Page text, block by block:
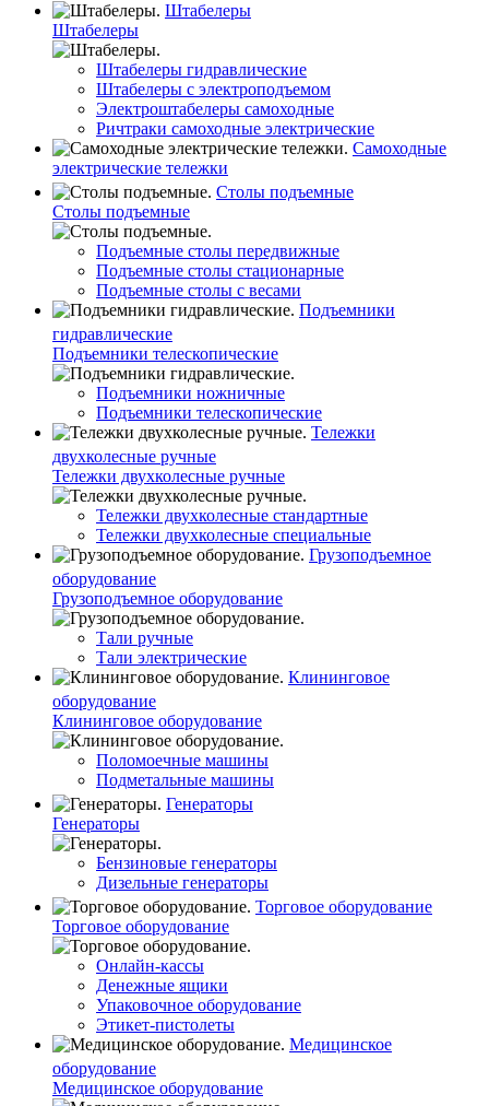
Штабелеры
Штабелеры
Штабелеры гидравлические
Штабелеры с электроподъемом
Электроштабелеры самоходные
Ричтраки самоходные электрические
Самоходные
электрические тележки
Столы подъемные
Столы подъемные
Подъемные столы передвижные
Подъемные столы стационарные
Подъемные столы с весами
Подъемники
гидравлические
Подъемники телескопические
Подъемники ножничные
Подъемники телескопические
Тележки
двухколесные ручные
Тележки двухколесные ручные
Тележки двухколесные стандартные
Тележки двухколесные специальные
Грузоподъемное
оборудование
Грузоподъемное оборудование
Тали ручные
Тали электрические
Клининговое
оборудование
Клининговое оборудование
Поломоечные машины
Подметальные машины
Генераторы
Генераторы
Бензиновые генераторы
Дизельные генераторы
Торговое оборудование
Торговое оборудование
Онлайн-кассы
Денежные ящики
Упаковочное оборудование
Этикет-пистолеты
Медицинское
оборудование
Медицинское оборудование